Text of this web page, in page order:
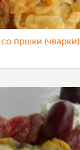
пршки (чварки)